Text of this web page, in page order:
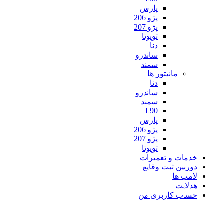
پارس
پژو 206
پژو 207
تویوتا
دنا
ساندرو
سمند
مانیتور ها
دنا
ساندرو
سمند
L90
پارس
پژو 206
پژو 207
تویوتا
خدمات و تعمیرات
دوربین ثبت وقایع
لامپ ها
هدلایت
حساب کاربری من